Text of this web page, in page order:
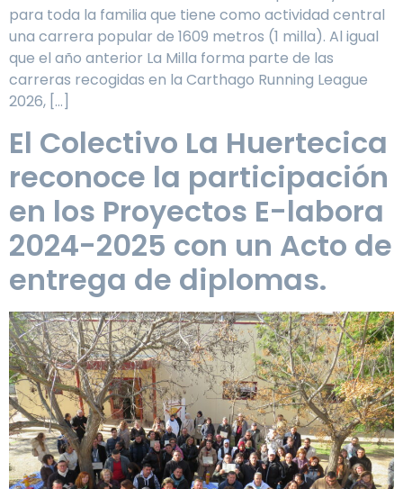
para toda la familia que tiene como actividad central
una carrera popular de 1609 metros (1 milla). Al igual
que el año anterior La Milla forma parte de las
carreras recogidas en la Carthago Running League
2026, […]
El Colectivo La Huertecica
reconoce la participación
en los Proyectos E-labora
2024-2025 con un Acto de
entrega de diplomas.